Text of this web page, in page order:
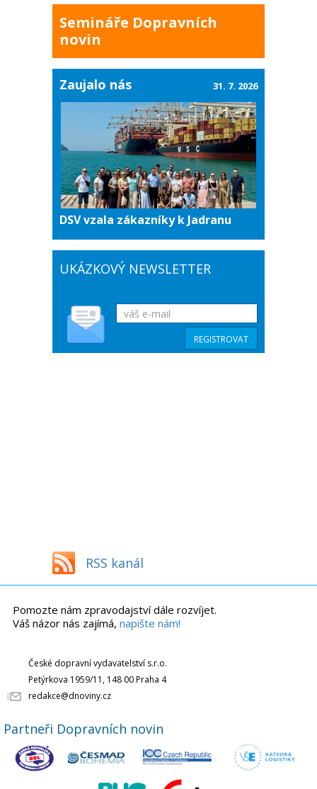
Semináře Dopravních
novin
Zaujalo nás
DSV vzala zákazníky k Jadranu
31. 7. 2026
UKÁZKOVÝ NEWSLETTER
RSS kanál
Pomozte nám zpravodajství dále rozvíjet.
Váš názor nás zajímá, napište nám!
České dopravní vydavatelství s.r.o.
Petýrkova 1959/11, 148 00 Praha 4
redakce@dnoviny.cz
Partneři Dopravních novin